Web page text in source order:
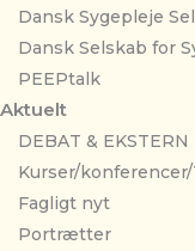
Dansk Sygepleje
Dansk Selskab for
PEEPtalk
Aktuelt
DEBAT & EKSTERN
Kurser/konferencer/
Fagligt nyt
Portrætter